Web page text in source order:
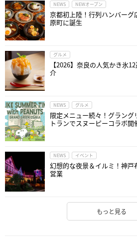
NEWS NEWオープン
京都初上陸！行列ハンバー
原町に誕生
グルメ
【2026】奈良の人気かき氷
介
NEWS グルメ
限定メニュー続々！グラング
トランでスヌーピーコラボ開
NEWS イベント
幻想的な夜景＆イルミ！神戸
営業
もっと見る